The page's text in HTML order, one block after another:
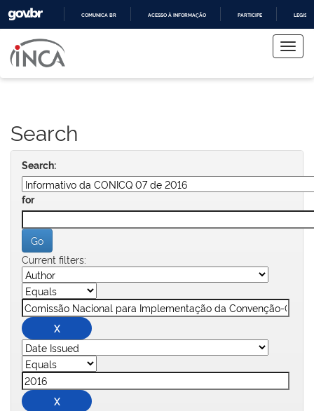
COMUNICA BR ACESSO À INFORMAÇÃO PARTICIPE
navigation
Search
Search:
for
Current filters: